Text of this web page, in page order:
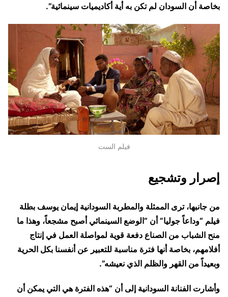
بخاصة أن السودان لم تكن به أية أكاديميات سينمائية”.
فيلم الست
إصرار وتشجيع
من جانبها، ترى الممثلة والمطربة السودانية إيمان يوسف بطلة
فيلم “وداعاً جوليا” أن “الوضع السينمائي أصبح مشجعاً، وهذا ما
منح الشباب من الصناع دفعة قوية لمواصلة العمل في إنتاج
أفلامهم، بخاصة أنها فترة مناسبة للتعبير عن أنفسنا بكل الحرية
وبعيداً من القهر والظلم الذي نعيشه”.
وأشارت الفنانة السودانية إلى أن “هذه الفترة هي التي يمكن أن